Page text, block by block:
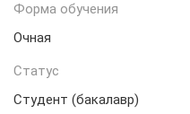
Форма обучения
Очная
Статус
Студент (бакалавр)